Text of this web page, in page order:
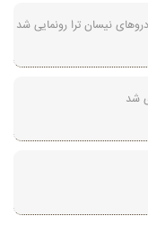
نیسان ترا رونمایی شد
شد